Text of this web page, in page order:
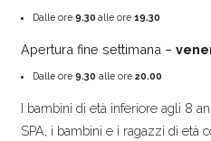
Dalle ore9.30alle ore19.30
Apertura fine settimana –
Dalle ore9.30 alle ore20.00
I bambini di età inferiore agli 8
SPA, i bambini e i ragazzi di età